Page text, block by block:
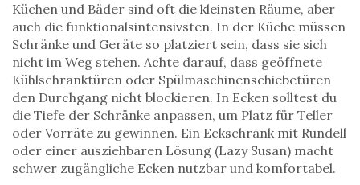
Küchen und Bäder sind oft die kleinsten Räume, aber
auch die funktionalsintensivsten. In der Küche müssen
Schränke und Geräte so platziert sein, dass sie sich
nicht im Weg stehen. Achte darauf, dass geöffnete
Kühlschranktüren oder Spülmaschinenschiebetüren
den Durchgang nicht blockieren. In Ecken solltest du
die Tiefe der Schränke anpassen, um Platz für Teller
oder Vorräte zu gewinnen. Ein Eckschrank mit Rundell
oder einer ausziehbaren Lösung (Lazy Susan) macht
schwer zugängliche Ecken nutzbar und komfortabel.